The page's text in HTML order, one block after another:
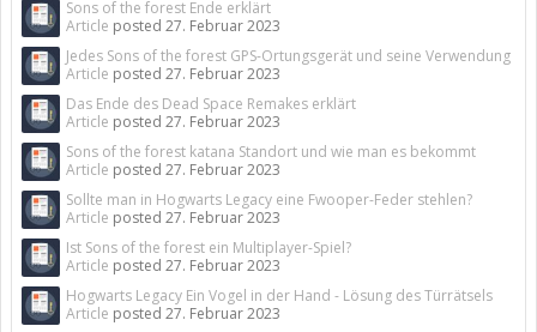
Sons of the forest Ende erklärt
Article posted 27. Februar 2023
Jedes Sons of the forest GPS-Ortungsgerät und seine Verwendung
Article posted 27. Februar 2023
Das Ende des Dead Space Remakes erklärt
Article posted 27. Februar 2023
Sons of the forest katana Standort und wie man es bekommt
Article posted 27. Februar 2023
Sollte man in Hogwarts Legacy eine Fwooper-Feder stehlen?
Article posted 27. Februar 2023
Ist Sons of the forest ein Multiplayer-Spiel?
Article posted 27. Februar 2023
Hogwarts Legacy Ein Vogel in der Hand - Lösung des Türrätsels
Article posted 27. Februar 2023